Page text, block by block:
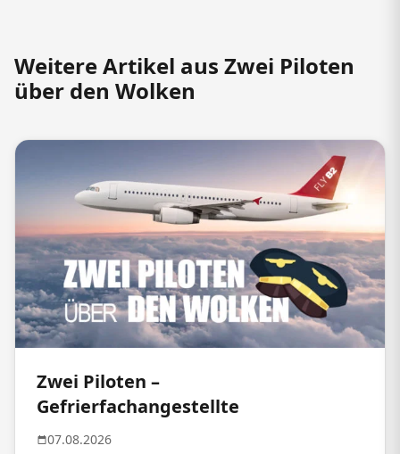
Weitere Artikel aus Zwei Piloten
über den Wolken
Zwei Piloten –
Gefrierfachangestellte
07.08.2026